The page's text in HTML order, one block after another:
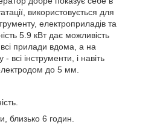
використовується для
електроприладів та
5.9 кВт дає можливість
прилади вдома, а на
всі інструменти, і навіть
до 5 мм.
близько 6 годин.